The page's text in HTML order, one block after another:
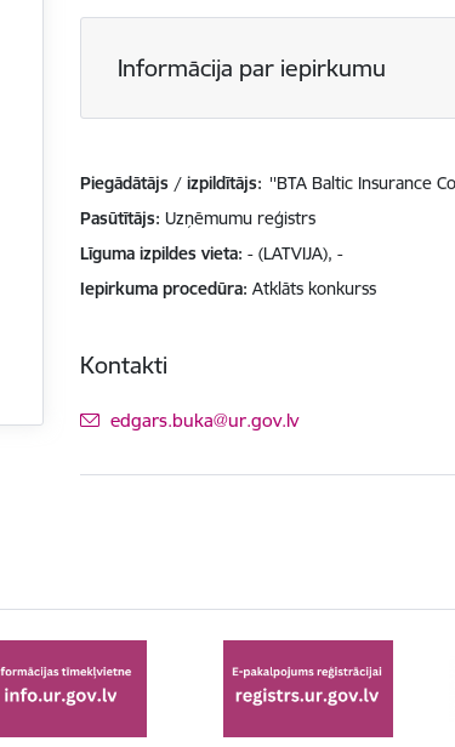
Informācija par iepirkumu
Piegādātājs / izpildītājs: ''BTA Baltic Insurance
Pasūtītājs Uzņēmumu reģistrs
Līguma izpildes vieta - (LATVIJA), -
Iepirkuma procedūra Atklāts konkurss
Kontakti
E-pasts:
edgars.buka@ur.gov.lv